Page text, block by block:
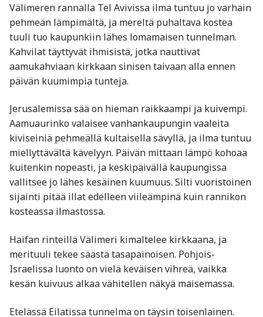
Välimeren rannalla Tel Avivissa ilma tuntuu jo varhain
pehmeän lämpimältä, ja mereltä puhaltava kostea
tuuli tuo kaupunkiin lähes lomamaisen tunnelman.
Kahvilat täyttyvät ihmisistä, jotka nauttivat
aamukahviaan kirkkaan sinisen taivaan alla ennen
päivän kuumimpia tunteja.
Jerusalemissa sää on hieman raikkaampi ja kuivempi.
Aamuaurinko valaisee vanhankaupungin vaaleita
kiviseiniä pehmeällä kultaisella sävyllä, ja ilma tuntuu
miellyttävältä kävelyyn. Päivän mittaan lämpö kohoaa
kuitenkin nopeasti, ja keskipäivällä kaupungissa
vallitsee jo lähes kesäinen kuumuus. Silti vuoristoinen
sijainti pitää illat edelleen viileämpinä kuin rannikon
kosteassa ilmastossa.
Haifan rinteillä Välimeri kimaltelee kirkkaana, ja
merituuli tekee säästä tasapainoisen. Pohjois-
Israelissa luonto on vielä keväisen vihreä, vaikka
kesän kuivuus alkaa vähitellen näkyä maisemassa.
Etelässä Eilatissa tunnelma on täysin toisenlainen.